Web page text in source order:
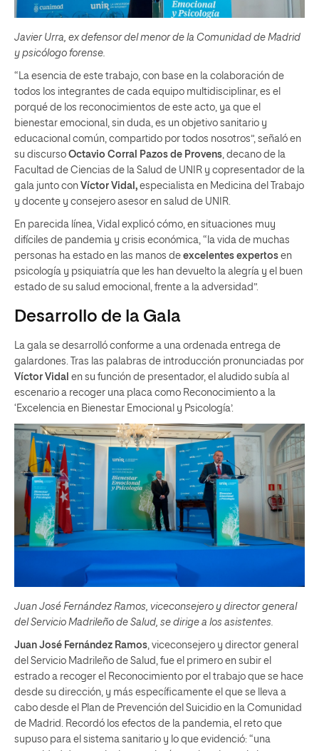
Javier Urra, ex defensor del menor de la Comunidad de Madrid
y psicólogo forense.
“La esencia de este trabajo, con base en la colaboración de
todos los integrantes de cada equipo multidisciplinar, es el
porqué de los reconocimientos de este acto, ya que el
bienestar emocional, sin duda, es un objetivo sanitario y
educacional común, compartido por todos nosotros”, señaló en
su discurso Octavio Corral Pazos de Provens, decano de la
Facultad de Ciencias de la Salud de UNIR y copresentador de la
gala junto con Víctor Vidal, especialista en Medicina del Trabajo
y docente y consejero asesor en salud de UNIR.
En parecida línea, Vidal explicó cómo, en situaciones muy
difíciles de pandemia y crisis económica, “la vida de muchas
personas ha estado en las manos de excelentes expertos en
psicología y psiquiatría que les han devuelto la alegría y el buen
estado de su salud emocional, frente a la adversidad”.
Desarrollo de la Gala
La gala se desarrolló conforme a una ordenada entrega de
galardones. Tras las palabras de introducción pronunciadas por
Víctor Vidal en su función de presentador, el aludido subía al
escenario a recoger una placa como Reconocimiento a la
‘Excelencia en Bienestar Emocional y Psicología’.
Juan José Fernández Ramos, viceconsejero y director general
del Servicio Madrileño de Salud, se dirige a los asistentes.
Juan José Fernández Ramos, viceconsejero y director general
del Servicio Madrileño de Salud, fue el primero en subir el
estrado a recoger el Reconocimiento por el trabajo que se hace
desde su dirección, y más específicamente el que se lleva a
cabo desde el Plan de Prevención del Suicidio en la Comunidad
de Madrid. Recordó los efectos de la pandemia, el reto que
supuso para el sistema sanitario y lo que evidenció: “una